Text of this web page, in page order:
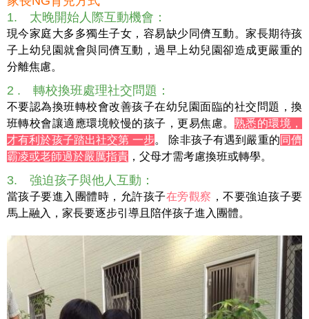
1. 太晚開始人際互動機會：
現今家庭大多多獨生子女，容易缺少同儕互動。家長期待孩
子上幼兒園就會與同儕互動，過早上幼兒園卻造成更嚴重的
分離焦慮。
2 . 轉校換班處理社交問題：
不要認為換班轉校會改善孩子在幼兒園面臨的社交問題，換
班轉校會讓適應環境較慢的孩子，更易焦慮。 熟悉的環境，
才有利於孩子踏出社交第 一步。 除非孩子有遇到嚴重的同儕
霸凌或老師過於嚴厲指責 ，父母才需考慮換班或轉學。
3. 強迫孩子與他人互動：
當孩子要進入團體時，允許孩子在旁觀察 ，不要強迫孩子要
馬上融入，家長要逐步引導且陪伴孩子進入團體。